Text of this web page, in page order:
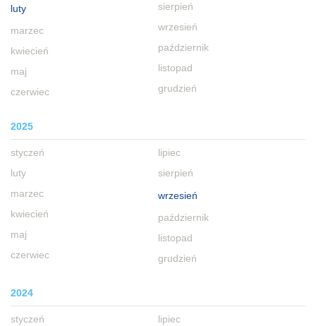
luty
marzec
kwiecień
maj
czerwiec
sierpień
wrzesień
październik
listopad
grudzień
2025
styczeń
luty
marzec
kwiecień
maj
czerwiec
lipiec
sierpień
wrzesień
październik
listopad
grudzień
2024
styczeń
lipiec